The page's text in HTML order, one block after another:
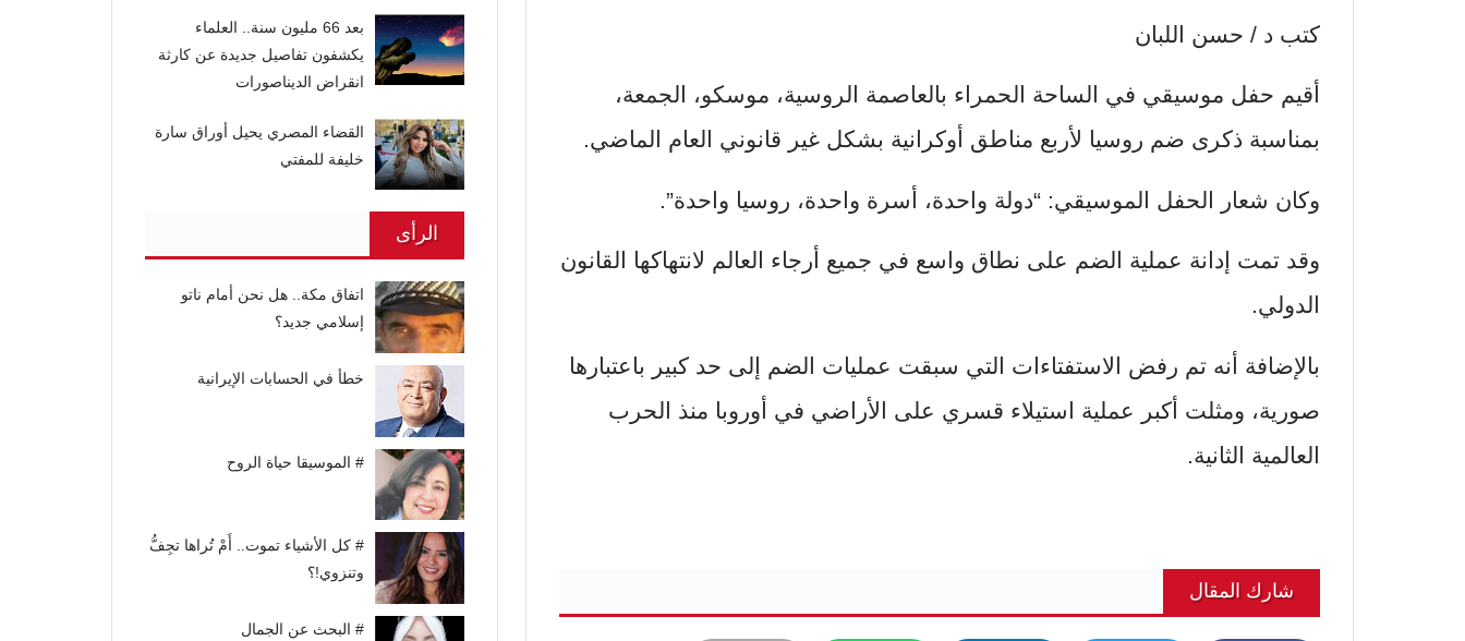
كتب د / حسن اللبان
أقيم حفل موسيقي في الساحة الحمراء بالعاصمة الروسية، موسكو، الجمعة،
بمناسبة ذكرى ضم روسيا لأربع مناطق أوكرانية بشكل غير قانوني العام الماضي.
وكان شعار الحفل الموسيقي: “دولة واحدة، أسرة واحدة، روسيا واحدة”.
وقد تمت إدانة عملية الضم على نطاق واسع في جميع أرجاء العالم لانتهاكها القانون
الدولي.
بالإضافة أنه تم رفض الاستفتاءات التي سبقت عمليات الضم إلى حد كبير باعتبارها
صورية، ومثلت أكبر عملية استيلاء قسري على الأراضي في أوروبا منذ الحرب
العالمية الثانية.
شارك المقال
بعد 66 مليون سنة.. العلماء
يكشفون تفاصيل جديدة عن كارثة
انقراض الديناصورات
القضاء المصري يحيل أوراق سارة
خليفة للمفتي
الرأى
اتفاق مكة.. هل نحن أمام ناتو
إسلامي جديد؟
خطأ في الحسابات الإيرانية
# الموسيقا حياة الروح
# كل الأشياء تموت.. أَمْ تُراها تجِفُّ
وتنزوي!؟
# البحث عن الجمال